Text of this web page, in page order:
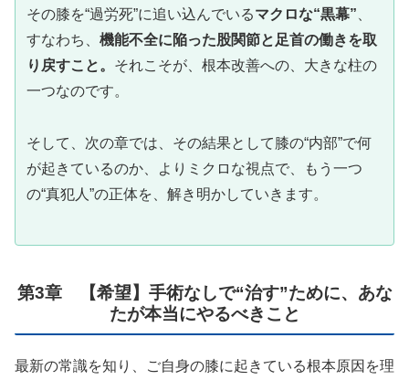
その膝を“過労死”に追い込んでいるマクロな“黒幕”、
すなわち、 機能不全に陥った股関節と足首の働きを取
り戻すこと。 それこそが、根本改善への、大きな柱の
一つなのです。
そして、次の章では、その結果として膝の“内部”で何
が起きているのか、よりミクロな視点で、もう一つ
の“真犯人”の正体を、解き明かしていきます。
第3章 【希望】手術なしで“治す”ために、あな
たが本当にやるべきこと
最新の常識を知り、ご自身の膝に起きている根本原因を理